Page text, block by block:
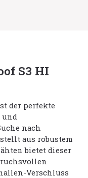
S3 HI
der perfekte
und
nach
aus robustem
bietet dieser
Verschluss